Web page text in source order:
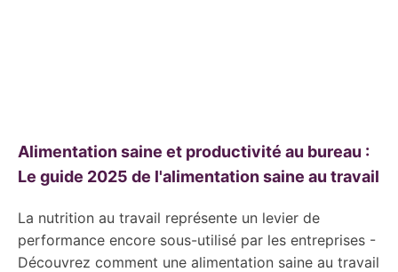
Alimentation saine et productivité au bureau :
Le guide 2025 de l'alimentation saine au travail
La nutrition au travail représente un levier de
performance encore sous-utilisé par les entreprises -
Découvrez comment une alimentation saine au travail